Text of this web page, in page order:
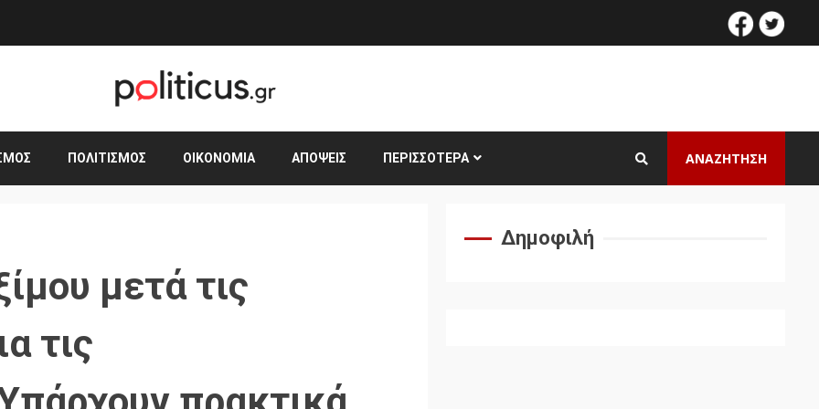
facebook
ΠΟΛΙΤΙΣΜΌΣ ΟΙΚΟΝΟΜΊΑ ΑΠΌΨΕΙΣ ΠΕΡΙΣΣΌΤΕΡΑ ΑΝΑΖΗΤΗΣΗ
μετά τις
τις
Δημοφιλή